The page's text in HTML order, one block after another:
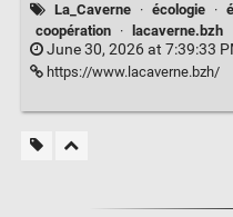
La_Caverne · écologie ·
coopération
· lacaverne.bzh
June 30, 2026 at 7:39:33
https://www.lacaverne.bzh/